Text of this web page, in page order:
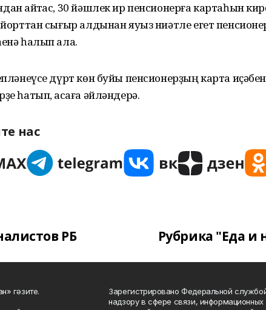
ҡайтҡас, 30 йәшлек ир пенсионерға картаһын
йорттан сығыр алдынан яуыз ниәтле егет
һалып ала.
дүрт көн буйы пенсионерҙың карта
һатып, аҡсаға әйләндерә.
нас
РБ Рубрика "Еда и
гәзите.
Зарегистрировано Федеральной
надзору в сфере связи, информационных